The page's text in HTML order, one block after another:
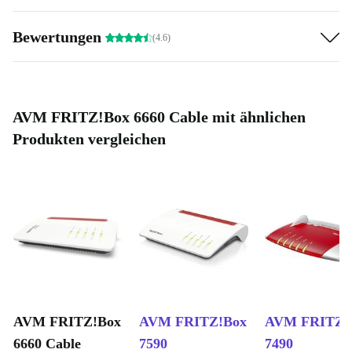
Bewertungen (4.6)
AVM FRITZ!Box 6660 Cable mit ähnlichen
Produkten vergleichen
AVM FRITZ!Box
6660 Cable
AVM FRITZ!Box
7590
AVM
7490